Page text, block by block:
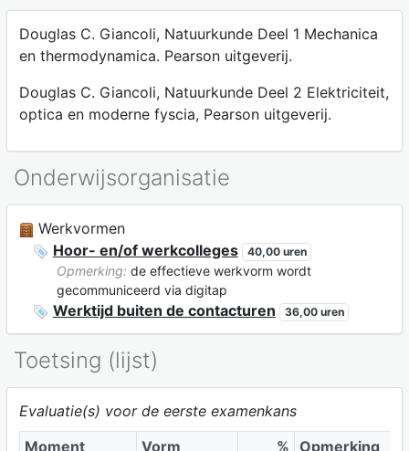
Douglas C. Giancoli, Natuurkunde Deel 1 Mechanica
en thermodynamica. Pearson uitgeverij.
Douglas C. Giancoli, Natuurkunde Deel 2 Elektriciteit,
optica en moderne fyscia, Pearson uitgeverij.
Onderwijsorganisatie
Werkvormen
Hoor- en/of werkcolleges
40,00 uren
Opmerking: de effectieve werkvorm wordt
gecommuniceerd via digitap
Werktijd buiten de contacturen 36,00 uren
Toetsing (lijst)
Evaluatie(s) voor de eerste examenkans
Moment
Vorm % Opmerking